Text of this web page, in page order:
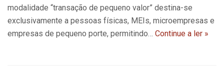
modalidade “transação de pequeno valor” destina-se
exclusivamente a pessoas físicas, MEIs, microempresas e
empresas de pequeno porte, permitindo… Continue a ler »